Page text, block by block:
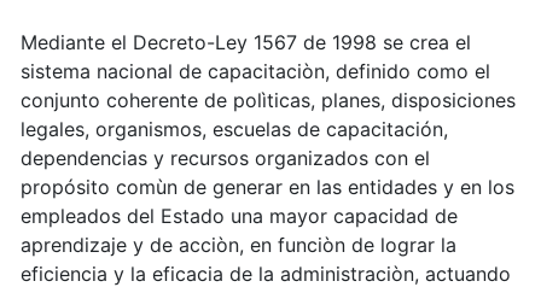
Mediante el Decreto-Ley 1567 de 1998 se crea el
sistema nacional de capacitaciòn, definido como el
conjunto coherente de polìticas, planes, disposiciones
legales, organismos, escuelas de capacitación,
dependencias y recursos organizados con el
propósito comùn de generar en las entidades y en los
empleados del Estado una mayor capacidad de
aprendizaje y de acciòn, en funciòn de lograr la
eficiencia y la eficacia de la administraciòn, actuando